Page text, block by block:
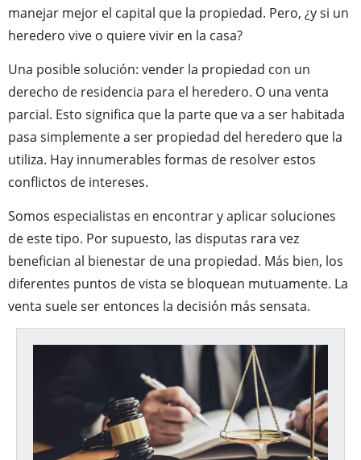
manejar mejor el capital que la propiedad. Pero, ¿y si un
heredero vive o quiere vivir en la casa?
Una posible solución: vender la propiedad con un
derecho de residencia para el heredero. O una venta
parcial. Esto significa que la parte que va a ser habitada
pasa simplemente a ser propiedad del heredero que la
utiliza. Hay innumerables formas de resolver estos
conflictos de intereses.
Somos especialistas en encontrar y aplicar soluciones
de este tipo. Por supuesto, las disputas rara vez
benefician al bienestar de una propiedad. Más bien, los
diferentes puntos de vista se bloquean mutuamente. La
venta suele ser entonces la decisión más sensata.